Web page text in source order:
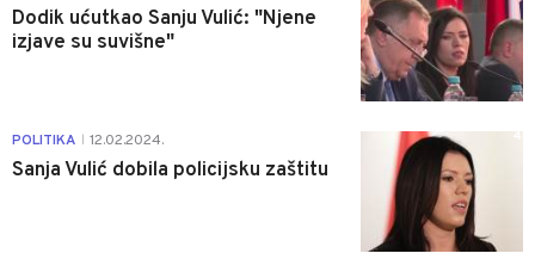
Dodik ućutkao Sanju Vulić: "Njene
izjave su suvišne"
POLITIKA 12.02.2024.
Sanja Vulić dobila policijsku zaštitu
4